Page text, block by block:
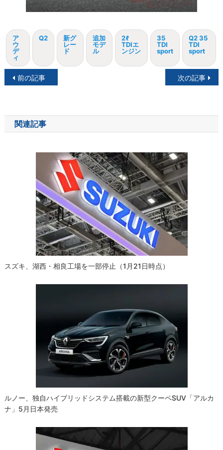
ア
ウ
デ
ィ
Q2
新グ
レー
ド
追加
モデ
ル
2ℓ
TDIエ
ンジン
35
TDI
sport
Q2 35
TDI
sport
投
ナ
ビ
前の記事 次の記事
関連記事
スズキ、湖西・相良工場を一部停止（1月21日時点）
ルノー、独自ハイブリッドシステム搭載の新型クーペSUV「アルカ
ナ」5月日本発売